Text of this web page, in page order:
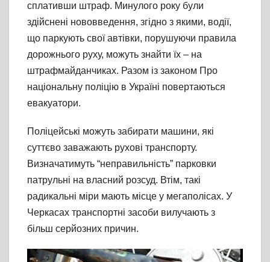
сплативши штраф. Минулого року були
здійснені нововведення, згідно з якими, водії,
що паркують свої автівки, порушуючи правила
дорожнього руху, можуть знайти їх – на
штрафмайданчиках. Разом із законом Про
національну поліцію в Україні повертаються
евакуатори.
Поліцейські можуть забирати машини, які
суттєво заважають рухові транспорту.
Визначатимуть “неправильність” парковки
патрульні на власний розсуд. Втім, такі
радикальні міри мають місце у мегаполісах. У
Черкасах транспортні засоби вилучають з
більш серйозних причин.